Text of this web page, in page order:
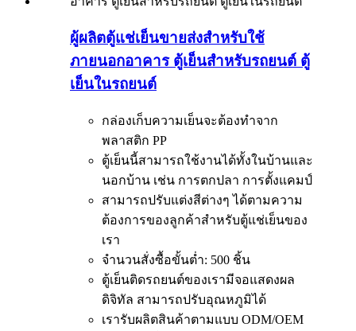
ผู้ผลิตตู้แช่เย็นขายส่งสำหรับใช้
ภายนอกอาคาร ตู้เย็นสำหรับรถยนต์ ตู้
เย็นในรถยนต์
กล่องเก็บความเย็นจะต้องทำจาก
พลาสติก PP
ตู้เย็นนี้สามารถใช้งานได้ทั้งในบ้านและ
นอกบ้าน เช่น การตกปลา การตั้งแคมป์
สามารถปรับแต่งสีต่างๆ ได้ตามความ
ต้องการของลูกค้าสำหรับตู้แช่เย็นของ
เรา
จำนวนสั่งซื้อขั้นต่ำ: 500 ชิ้น
ตู้เย็นติดรถยนต์ของเรามีจอแสดงผล
ดิจิทัล สามารถปรับอุณหภูมิได้
เรารับผลิตสินค้าตามแบบ ODM/OEM